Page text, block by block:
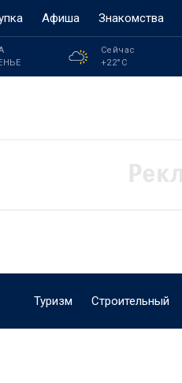
Афиша Знакомства
Сейчас
+22°C
Туризм Строительный